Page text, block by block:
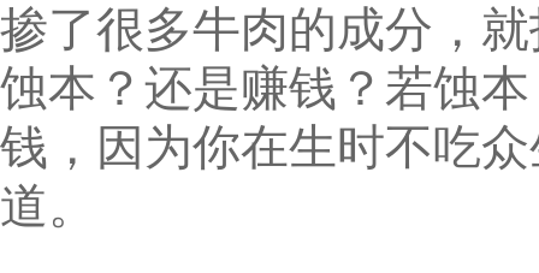
掺了很多牛肉的成分，
蚀本？还是赚钱？若蚀
钱，因为你在生时不吃
道。